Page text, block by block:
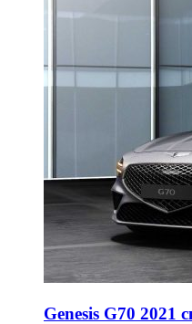
Genesis G70 2021